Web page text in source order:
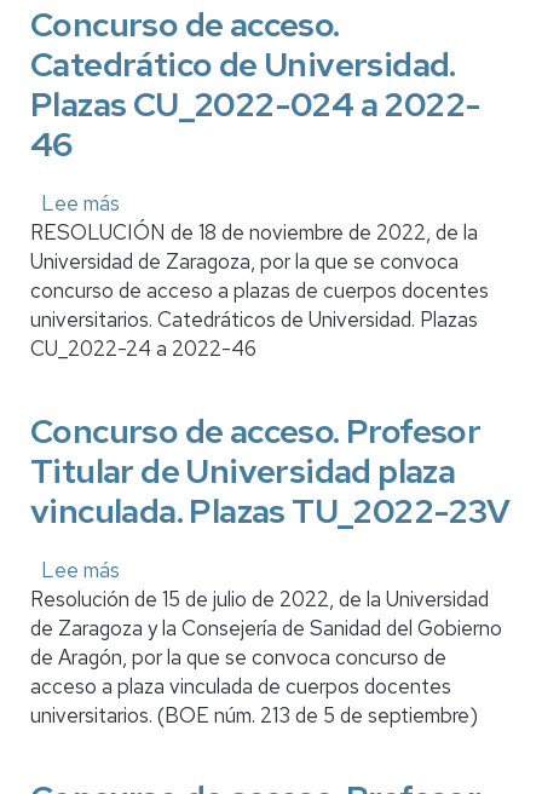
de
cuerpos
docentes
universitarios.
48V
Concurso de acceso.
Catedrático de Universidad.
Plazas CU_2022-024 a 2022-
46
Lee más
Concurso
de
acceso.
Catedrático
de
CU_2022-
024
a
2022-
RESOLUCIÓN de 18 de noviembre de 2022, de la
Universidad de Zaragoza, por la que se convoca
concurso de acceso a plazas de cuerpos docentes
universitarios. Catedráticos de Universidad. Plazas
CU_2022-24 a 2022-46
Concurso de acceso. Profesor
Titular de Universidad plaza
vinculada. Plazas TU_2022-23V
Lee más
Concurso
de
acceso.
Profesor
Titular
Resolución de 15 de julio de 2022, de la Universidad
de Zaragoza y la Consejería de Sanidad del Gobierno
de Aragón, por la que se convoca concurso de
acceso a plaza vinculada de cuerpos docentes
universitarios. (BOE núm. 213 de 5 de septiembre)